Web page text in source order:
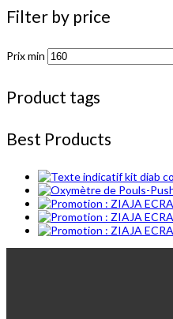
Filter by price
Prix min
Product tags
Best Products
kit diab